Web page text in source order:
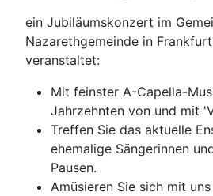
ein Jubiläumskonzert im
Nazarethgemeinde in
veranstaltet:
Mit feinster A-Capella-
Jahrzehnten von und mit
Treffen Sie das aktuelle
ehemalige Sängerinnen
Pausen.
Amüsieren Sie sich mit